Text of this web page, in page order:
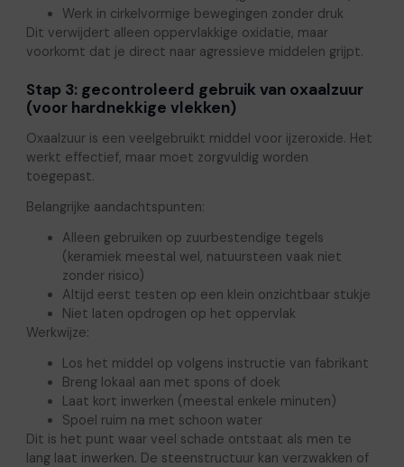
Werk in cirkelvormige bewegingen zonder druk
Dit verwijdert alleen oppervlakkige oxidatie, maar
voorkomt dat je direct naar agressieve middelen grijpt.
Stap 3: gecontroleerd gebruik van oxaalzuur
(voor hardnekkige vlekken)
Oxaalzuur is een veelgebruikt middel voor ijzeroxide. Het
werkt effectief, maar moet zorgvuldig worden
toegepast.
Belangrijke aandachtspunten:
Alleen gebruiken op zuurbestendige tegels
(keramiek meestal wel, natuursteen vaak niet
zonder risico)
Altijd eerst testen op een klein onzichtbaar stukje
Niet laten opdrogen op het oppervlak
Werkwijze:
Los het middel op volgens instructie van fabrikant
Breng lokaal aan met spons of doek
Laat kort inwerken (meestal enkele minuten)
Spoel ruim na met schoon water
Dit is het punt waar veel schade ontstaat als men te
lang laat inwerken. De steenstructuur kan verzwakken of